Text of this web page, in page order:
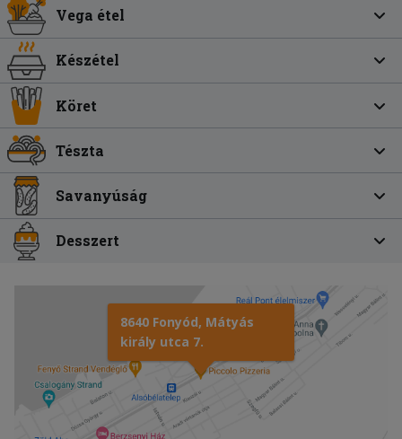
Vega étel
Készétel
Köret
Tészta
Savanyúság
Desszert
8640 Fonyód, Mátyás
király utca 7.